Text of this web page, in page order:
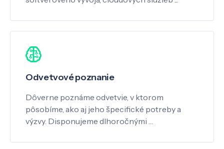
Odvetvové poznanie
Dôverne poznáme odvetvie, v ktorom
pôsobíme, ako aj jeho špecifické potreby a
výzvy. Disponujeme dlhoročnými …